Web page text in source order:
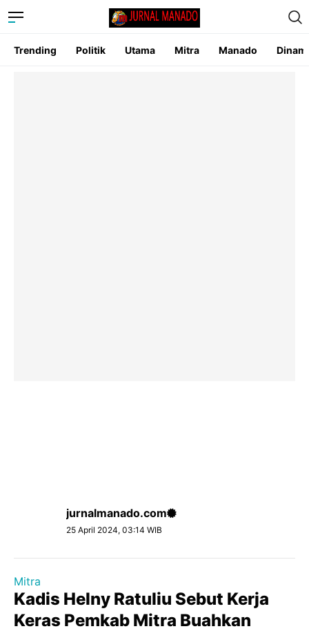
Trending Politik Utama Mitra Manado
jurnalmanado.com
25 April 2024, 03:14 WIB
Mitra
Kadis Helny Ratuliu Sebut Kerja
Keras Pemkab Mitra Buahkan